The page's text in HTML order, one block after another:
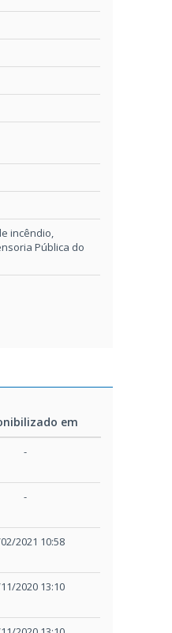
incêndio,
Pública do
em
-
-
2021 10:58
2020 13:10